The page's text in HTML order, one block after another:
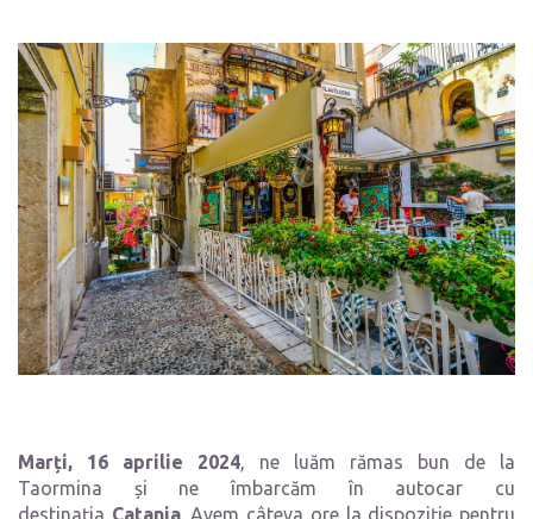
Marți, 16 aprilie 2024, ne luăm rămas bun de la
Taormina și ne îmbarcăm în autocar cu
destinația Catania. Avem câteva ore la dispoziție pentru